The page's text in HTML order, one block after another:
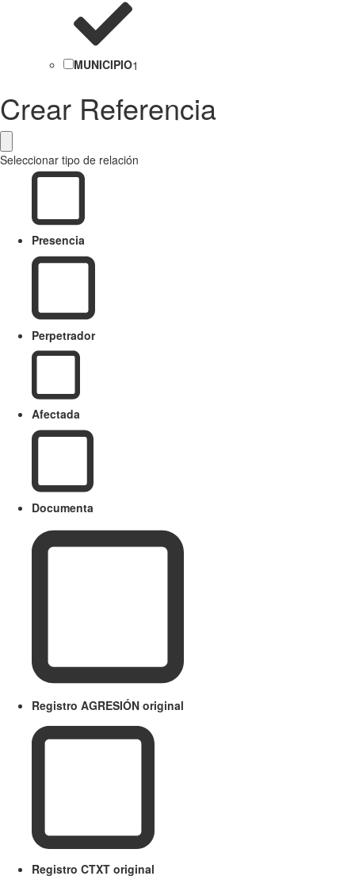
MUNICIPIO1
Crear Referencia
Seleccionar tipo de relación
Presencia
Perpetrador
Afectada
Documenta
Registro AGRESIÓN original
Registro CTXT original